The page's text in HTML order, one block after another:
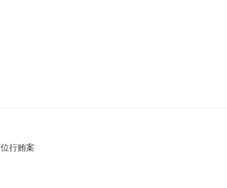
行贿案